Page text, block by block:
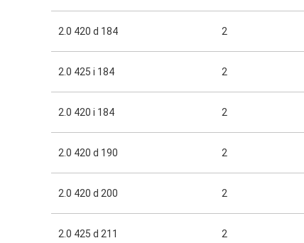
2.0 420 d 184 2
2.0 425 i 184 2
2.0 420 i 184 2
2.0 420 d 190 2
2.0 420 d 200 2
2.0 425 d 211 2